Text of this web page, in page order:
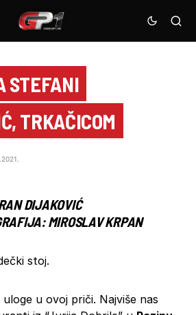
STEFANI
TRKAČICOM
DIJAKOVIĆ
MIROSLAV KRPAN
stoj.
u ovoj priči. Najviše nas